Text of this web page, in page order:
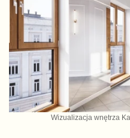
Wizualizacja wnętrza